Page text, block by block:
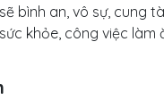
bình an, vô sự, cung
khỏe, công việc